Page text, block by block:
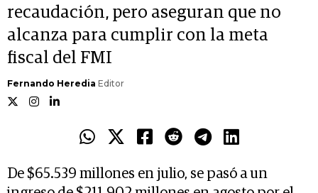
recaudación, pero aseguran que no
alcanza para cumplir con la meta
fiscal del FMI
Fernando Heredia Editor
De $65.539 millones en julio, se pasó a un